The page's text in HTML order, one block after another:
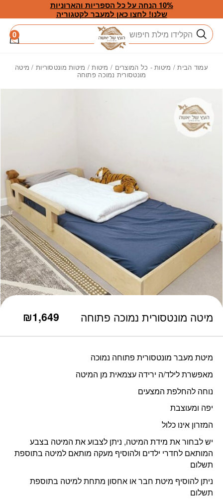
Skip to Content
10% הנחה על כל הספריות והארוניות
שלנו! לחצו כאן למעבר לקטגוריה
חיפוש 0
עמוד הבית/ מיטות - כל המוצרים / מיטות/ מיטות מונטסוריות / מיטה
מונטסורית נמוכה פתוחה
מיטה מונטסורית נמוכה פתוחה ₪1,649
מיטת מעבר מונטסורית פתוחה נמוכה
מאפשרת לילד/ה ירידה עצמאית מן המיטה
נוחה להחלפת המצעים
יפה ומעוצבת
המזרון אינו כלול
יש לבחור את מידת המיטה, ניתן לצבוע את המיטה בצבע
המותאם לחדרי ילדים ולהוסיף מעקה מותאם למיטה בתוספת
תשלום
ניתן להוסיף מיטת חבר או אחסון מתחת למיטה בתוספת
תשלום
כמות מיטה מונטסורית נמוכה פתוחה